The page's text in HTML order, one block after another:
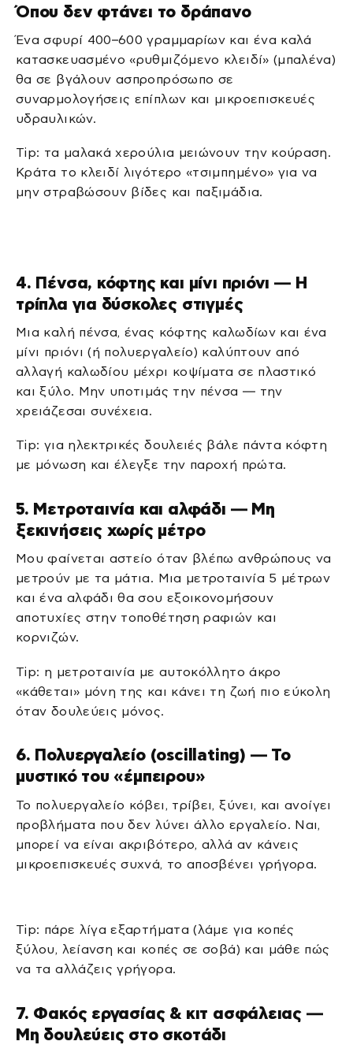
Όπου δεν φτάνει το δράπανο
Ένα σφυρί 400–600 γραμμαρίων και ένα καλά
κατασκευασμένο «ρυθμιζόμενο κλειδί» (μπαλένα)
θα σε βγάλουν ασπροπρόσωπο σε
συναρμολογήσεις επίπλων και μικροεπισκευές
υδραυλικών.
Tip: τα μαλακά χερούλια μειώνουν την κούραση.
Κράτα το κλειδί λιγότερο «τσιμπημένο» για να
μην στραβώσουν βίδες και παξιμάδια.
4. Πένσα, κόφτης και μίνι πριόνι — Η
τρίπλα για δύσκολες στιγμές
Μια καλή πένσα, ένας κόφτης καλωδίων και ένα
μίνι πριόνι (ή πολυεργαλείο) καλύπτουν από
αλλαγή καλωδίου μέχρι κοψίματα σε πλαστικό
και ξύλο. Μην υποτιμάς την πένσα — την
χρειάζεσαι συνέχεια.
Tip: για ηλεκτρικές δουλειές βάλε πάντα κόφτη
με μόνωση και έλεγξε την παροχή πρώτα.
5. Μετροταινία και αλφάδι — Μη
ξεκινήσεις χωρίς μέτρο
Μου φαίνεται αστείο όταν βλέπω ανθρώπους να
μετρούν με τα μάτια. Μια μετροταινία 5 μέτρων
και ένα αλφάδι θα σου εξοικονομήσουν
αποτυχίες στην τοποθέτηση ραφιών και
κορνιζών.
Tip: η μετροταινία με αυτοκόλλητο άκρο
«κάθεται» μόνη της και κάνει τη ζωή πιο εύκολη
όταν δουλεύεις μόνος.
6. Πολυεργαλείο (oscillating) — Το
μυστικό του «έμπειρου»
Το πολυεργαλείο κόβει, τρίβει, ξύνει, και ανοίγει
προβλήματα που δεν λύνει άλλο εργαλείο. Ναι,
μπορεί να είναι ακριβότερο, αλλά αν κάνεις
μικροεπισκευές συχνά, το αποσβένει γρήγορα.
Tip: πάρε λίγα εξαρτήματα (λάμε για κοπές
ξύλου, λείανση και κοπές σε σοβά) και μάθε πώς
να τα αλλάζεις γρήγορα.
7. Φακός εργασίας & κιτ ασφάλειας —
Μη δουλεύεις στο σκοτάδι